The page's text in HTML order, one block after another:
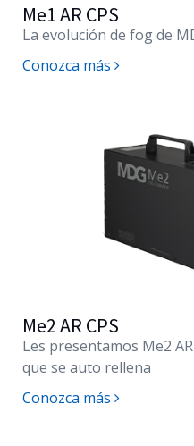
Me1 AR CPS
La evolución de fog de
Conozca más
Me2 AR CPS
Les presentamos Me2
que se auto rellena
Conozca más